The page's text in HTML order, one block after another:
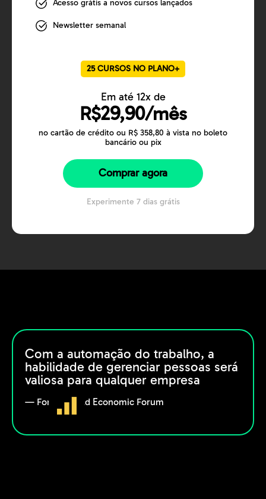
Acesso grátis a novos cursos lançados
Newsletter semanal
25 CURSOS NO PLANO+
Em até 12x de
R$29,90/mês
no cartão de crédito ou R$ 358,80 à vista no boleto
bancário ou pix
Comprar agora
Experimente 7 dias grátis
Com a automação do trabalho, a
habilidade de gerenciar pessoas será
valiosa para qualquer empresa
— Fonte: World Economic Forum